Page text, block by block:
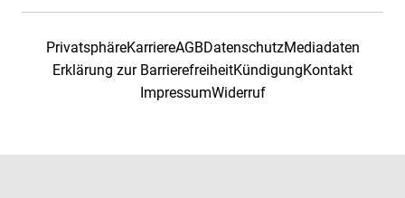
PrivatsphäreKarriereAGBDatenschutzMediadaten
Erklärung zur BarrierefreiheitKündigungKontakt
ImpressumWiderruf